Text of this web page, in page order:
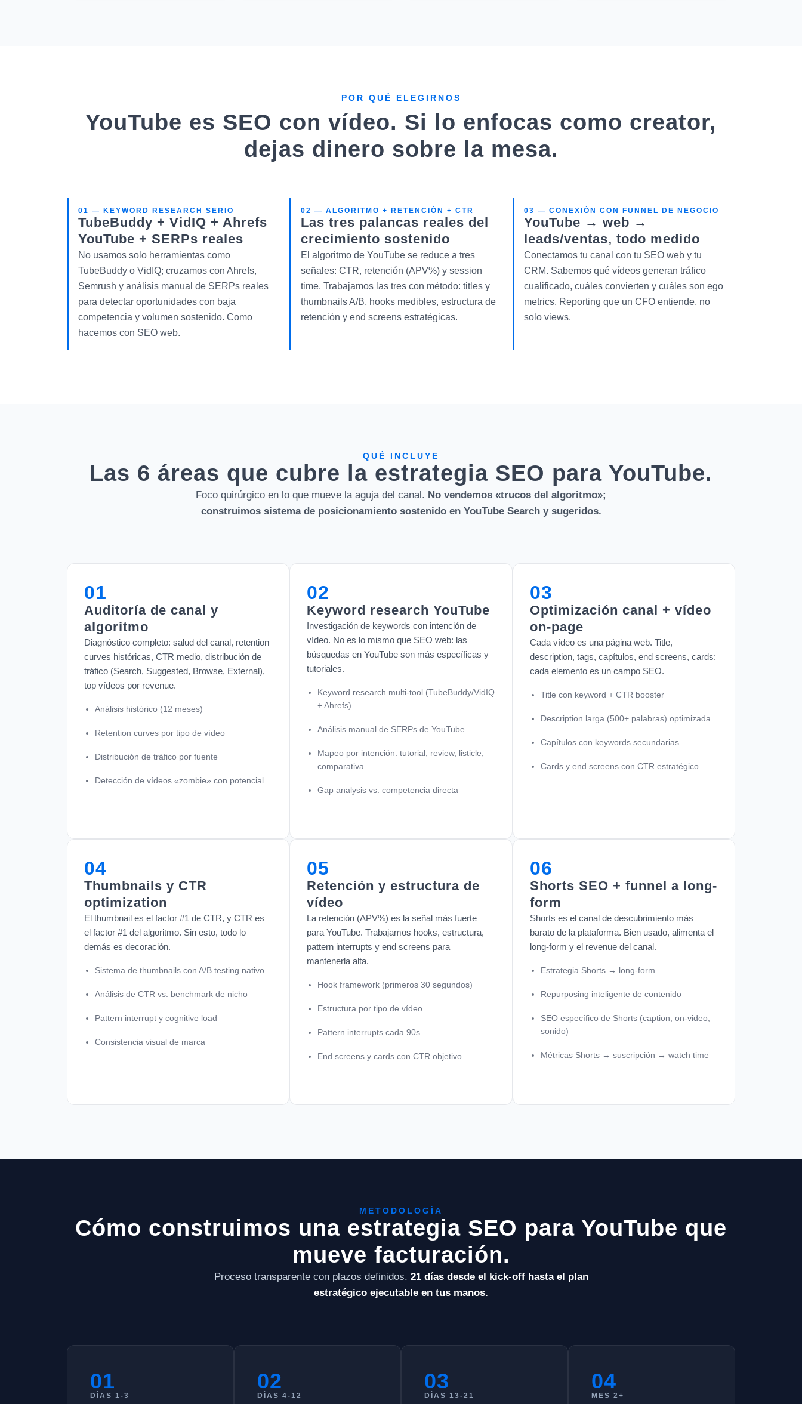
POR QUÉ ELEGIRNOS
YouTube es SEO con vídeo. Si lo enfocas como creator,
dejas dinero sobre la mesa.
01 — KEYWORD RESEARCH SERIO
TubeBuddy + VidIQ + Ahrefs
YouTube + SERPs reales
No usamos solo herramientas como
TubeBuddy o VidIQ; cruzamos con Ahrefs,
Semrush y análisis manual de SERPs reales
para detectar oportunidades con baja
competencia y volumen sostenido. Como
hacemos con SEO web.
02 — ALGORITMO + RETENCIÓN + CTR
Las tres palancas reales del
crecimiento sostenido
El algoritmo de YouTube se reduce a tres
señales: CTR, retención (APV%) y session
time. Trabajamos las tres con método: titles y
thumbnails A/B, hooks medibles, estructura de
retención y end screens estratégicas.
03 — CONEXIÓN CON FUNNEL DE NEGOCIO
YouTube → web →
leads/ventas, todo medido
Conectamos tu canal con tu SEO web y tu
CRM. Sabemos qué vídeos generan tráfico
cualificado, cuáles convierten y cuáles son ego
metrics. Reporting que un CFO entiende, no
solo views.
QUÉ INCLUYE
Las 6 áreas que cubre la estrategia SEO para YouTube.
Foco quirúrgico en lo que mueve la aguja del canal. No vendemos «trucos del algoritmo»;
construimos sistema de posicionamiento sostenido en YouTube Search y sugeridos.
01
Auditoría de canal y
algoritmo
Diagnóstico completo: salud del canal, retention
curves históricas, CTR medio, distribución de
tráfico (Search, Suggested, Browse, External),
top vídeos por revenue.
Análisis histórico (12 meses)
Retention curves por tipo de vídeo
Distribución de tráfico por fuente
Detección de vídeos «zombie» con potencial
02
Keyword research YouTube
Investigación de keywords con intención de
vídeo. No es lo mismo que SEO web: las
búsquedas en YouTube son más específicas y
tutoriales.
Keyword research multi-tool (TubeBuddy/VidIQ
+ Ahrefs)
Análisis manual de SERPs de YouTube
Mapeo por intención: tutorial, review, listicle,
comparativa
Gap analysis vs. competencia directa
03
Optimización canal + vídeo
on-page
Cada vídeo es una página web. Title,
description, tags, capítulos, end screens, cards:
cada elemento es un campo SEO.
Title con keyword + CTR booster
Description larga (500+ palabras) optimizada
Capítulos con keywords secundarias
Cards y end screens con CTR estratégico
04
Thumbnails y CTR
optimization
El thumbnail es el factor #1 de CTR, y CTR es
el factor #1 del algoritmo. Sin esto, todo lo
demás es decoración.
Sistema de thumbnails con A/B testing nativo
Análisis de CTR vs. benchmark de nicho
Pattern interrupt y cognitive load
Consistencia visual de marca
05
Retención y estructura de
vídeo
La retención (APV%) es la señal más fuerte
para YouTube. Trabajamos hooks, estructura,
pattern interrupts y end screens para
mantenerla alta.
Hook framework (primeros 30 segundos)
Estructura por tipo de vídeo
Pattern interrupts cada 90s
End screens y cards con CTR objetivo
06
Shorts SEO + funnel a long-
form
Shorts es el canal de descubrimiento más
barato de la plataforma. Bien usado, alimenta el
long-form y el revenue del canal.
Estrategia Shorts → long-form
Repurposing inteligente de contenido
SEO específico de Shorts (caption, on-video,
sonido)
Métricas Shorts → suscripción → watch time
METODOLOGÍA
Cómo construimos una estrategia SEO para YouTube que
mueve facturación.
Proceso transparente con plazos definidos. 21 días desde el kick-off hasta el plan
estratégico ejecutable en tus manos.
01
DÍAS 1-3
02
DÍAS 4-12
03
DÍAS 13-21
04
MES 2+